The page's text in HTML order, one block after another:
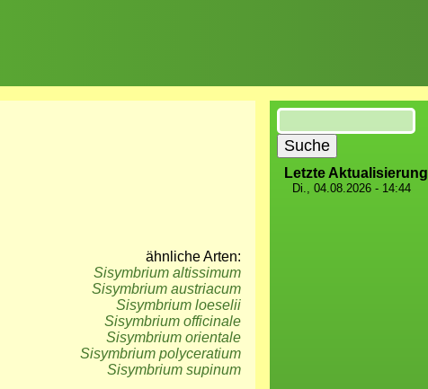
ähnliche Arten:
Sisymbrium altissimum
Sisymbrium austriacum
Sisymbrium loeselii
Sisymbrium officinale
Sisymbrium orientale
Sisymbrium polyceratium
Sisymbrium supinum
Suche
Letzte Aktualisierung
Di., 04.08.2026 - 14:44